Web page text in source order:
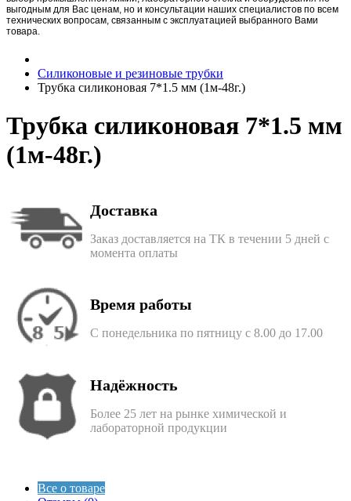
выгодным для Вас ценам, но и консультации наших специалистов по всем
технических вопросам, связанным с эксплуатацией выбранного Вами
товара.
Силиконовые и резиновые трубки
Трубка силиконовая 7*1.5 мм (1м-48г.)
Трубка силиконовая 7*1.5 мм
(1м-48г.)
Доставка
Заказ доставляется на ТК в течении 5 дней с
момента оплаты
Время работы
С понедельника по пятницу с 8.00 до 17.00
Надёжность
Более 25 лет на рынке химической и
лабораторной продукции
Все о товаре